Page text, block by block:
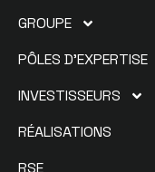
GROUPE
PÔLES D’EXPERTISE
INVESTISSEURS
RÉALISATIONS